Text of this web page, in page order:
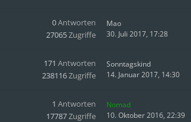
0Antworten
27065Zugriffe
Mao
30. Juli 2017, 17:28
171 Antworten
238116Zugriffe
Sonntagskind
14. Januar 2017, 14:30
1 Antworten
17787Zugriffe
Nomad
10. Oktober 2016, 22:39